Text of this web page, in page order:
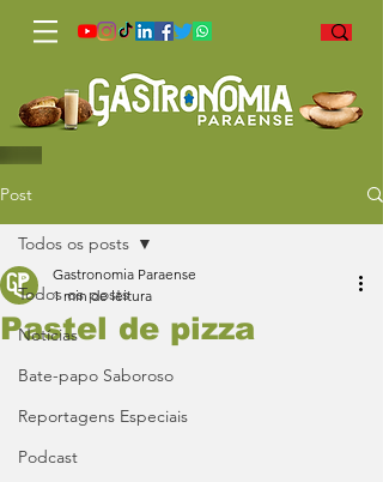
Post
Todos os posts
Notícias
Bate-papo Saboroso
Reportagens Especiais
Podcast
Todos os posts
Pastel de pizza
Gastronomia Paraense
1 min de leitura